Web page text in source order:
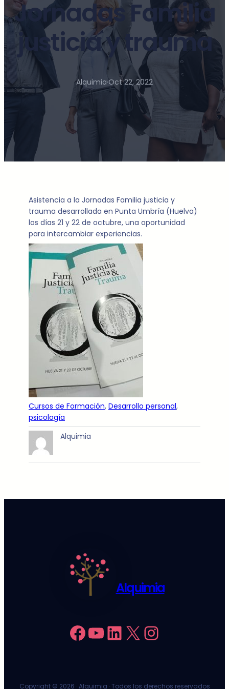
Jornadas Familia
justicia y trauma
Alquimia·Oct 22, 2022
Asistencia a la Jornadas Familia justicia y
trauma desarrollada en Punta Umbría (Huelva)
los días 21 y 22 de octubre, una oportunidad
para intercambiar experiencias.
Cursos de Formación, Desarrollo personal
psicología
Alquimia
Alquimia
Facebook YouTube LinkedIn X Instagram
Copyright © 2026 · Alquimia · Todos los derechos reservados